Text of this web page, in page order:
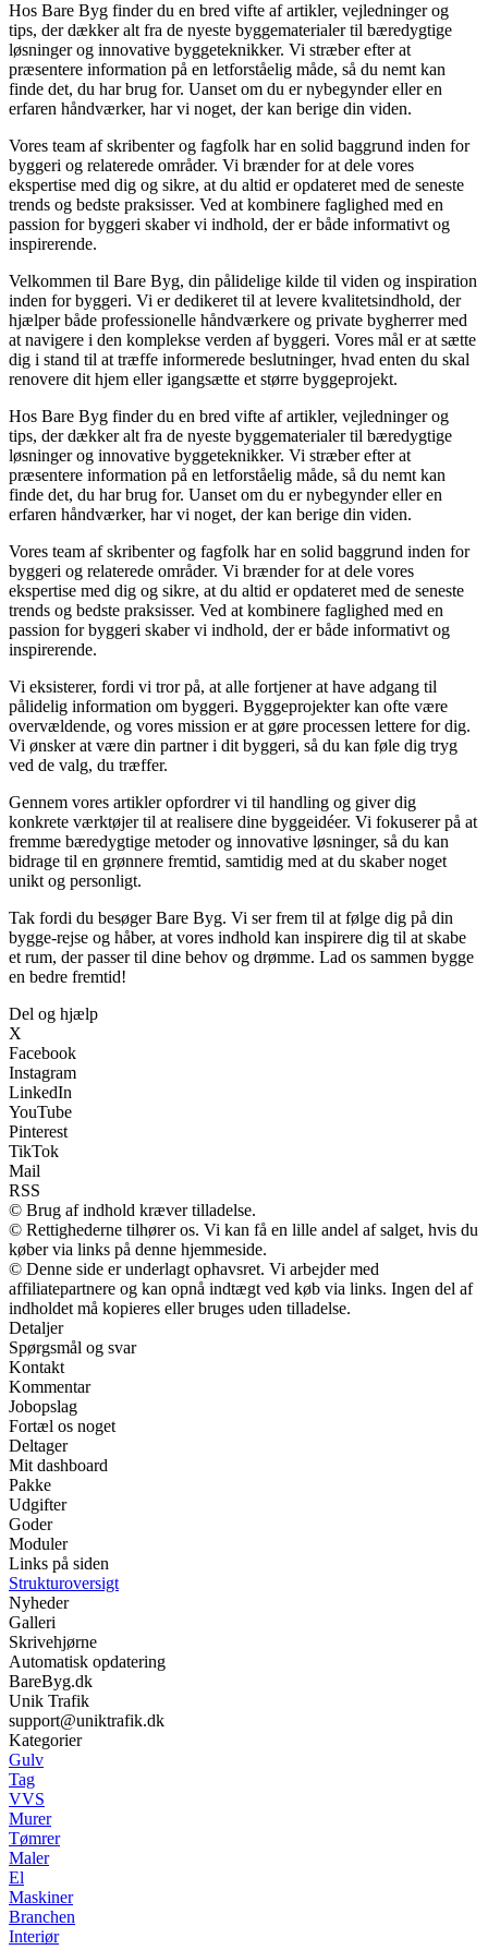
Hos Bare Byg finder du en bred vifte af artikler, vejledninger og
tips, der dækker alt fra de nyeste byggematerialer til bæredygtige
løsninger og innovative byggeteknikker. Vi stræber efter at
præsentere information på en letforståelig måde, så du nemt kan
finde det, du har brug for. Uanset om du er nybegynder eller en
erfaren håndværker, har vi noget, der kan berige din viden.
Vores team af skribenter og fagfolk har en solid baggrund inden for
byggeri og relaterede områder. Vi brænder for at dele vores
ekspertise med dig og sikre, at du altid er opdateret med de seneste
trends og bedste praksisser. Ved at kombinere faglighed med en
passion for byggeri skaber vi indhold, der er både informativt og
inspirerende.
Velkommen til Bare Byg, din pålidelige kilde til viden og inspiration
inden for byggeri. Vi er dedikeret til at levere kvalitetsindhold, der
hjælper både professionelle håndværkere og private bygherrer med
at navigere i den komplekse verden af byggeri. Vores mål er at sætte
dig i stand til at træffe informerede beslutninger, hvad enten du skal
renovere dit hjem eller igangsætte et større byggeprojekt.
Hos Bare Byg finder du en bred vifte af artikler, vejledninger og
tips, der dækker alt fra de nyeste byggematerialer til bæredygtige
løsninger og innovative byggeteknikker. Vi stræber efter at
præsentere information på en letforståelig måde, så du nemt kan
finde det, du har brug for. Uanset om du er nybegynder eller en
erfaren håndværker, har vi noget, der kan berige din viden.
Vores team af skribenter og fagfolk har en solid baggrund inden for
byggeri og relaterede områder. Vi brænder for at dele vores
ekspertise med dig og sikre, at du altid er opdateret med de seneste
trends og bedste praksisser. Ved at kombinere faglighed med en
passion for byggeri skaber vi indhold, der er både informativt og
inspirerende.
Vi eksisterer, fordi vi tror på, at alle fortjener at have adgang til
pålidelig information om byggeri. Byggeprojekter kan ofte være
overvældende, og vores mission er at gøre processen lettere for dig.
Vi ønsker at være din partner i dit byggeri, så du kan føle dig tryg
ved de valg, du træffer.
Gennem vores artikler opfordrer vi til handling og giver dig
konkrete værktøjer til at realisere dine byggeidéer. Vi fokuserer på at
fremme bæredygtige metoder og innovative løsninger, så du kan
bidrage til en grønnere fremtid, samtidig med at du skaber noget
unikt og personligt.
Tak fordi du besøger Bare Byg. Vi ser frem til at følge dig på din
bygge-rejse og håber, at vores indhold kan inspirere dig til at skabe
et rum, der passer til dine behov og drømme. Lad os sammen bygge
en bedre fremtid!
Del og hjælp
X
Facebook
Instagram
LinkedIn
YouTube
Pinterest
TikTok
Mail
RSS
© Brug af indhold kræver tilladelse.
© Rettighederne tilhører os. Vi kan få en lille andel af salget, hvis du
køber via links på denne hjemmeside.
© Denne side er underlagt ophavsret. Vi arbejder med
affiliatepartnere og kan opnå indtægt ved køb via links. Ingen del af
indholdet må kopieres eller bruges uden tilladelse.
Detaljer
Spørgsmål og svar
Kontakt
Kommentar
Jobopslag
Fortæl os noget
Deltager
Mit dashboard
Pakke
Udgifter
Goder
Moduler
Links på siden
Strukturoversigt
Nyheder
Galleri
Skrivehjørne
Automatisk opdatering
BareByg.dk
Unik Trafik
support@uniktrafik.dk
Kategorier
Gulv
Tag
VVS
Murer
Tømrer
Maler
El
Maskiner
Branchen
Interiør